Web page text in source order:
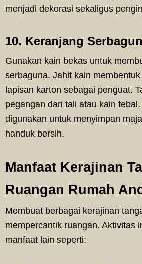
menjadi dekorasi sekaligus
10. Keranjang
Gunakan kain bekas untuk
serbaguna. Jahit kain
lapisan karton sebagai penguat.
pegangan dari tali atau kain
digunakan untuk menyimpan
handuk bersih.
Manfaat Kerajinan
Ruangan Rumah
Membuat berbagai kerajinan
mempercantik ruangan. Aktivitas
manfaat lain seperti: